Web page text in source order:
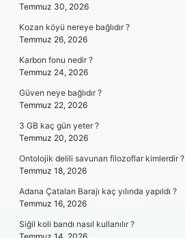
Temmuz 30, 2026
Kozan köyü nereye bağlıdır ?
Temmuz 26, 2026
Karbon fonu nedir ?
Temmuz 24, 2026
Güven neye bağlıdır ?
Temmuz 22, 2026
3 GB kaç gün yeter ?
Temmuz 20, 2026
Ontolojik delili savunan filozoflar kimlerdir ?
Temmuz 18, 2026
Adana Çatalan Barajı kaç yılında yapıldı ?
Temmuz 16, 2026
Siğil koli bandı nasıl kullanılır ?